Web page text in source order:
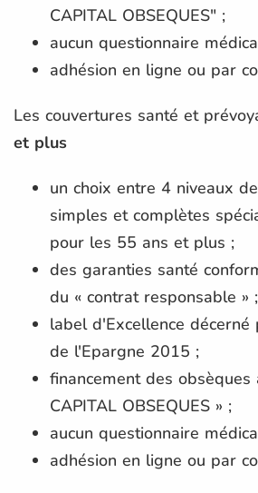
CAPITAL OBSEQUES" ;
aucun questionnaire
adhésion en ligne ou par
Les couvertures santé et
et plus
un choix entre 4 niveaux
simples et complètes
pour les 55 ans et plus ;
des garanties santé
du « contrat responsable » ;
label d'Excellence décerné
de l'Epargne 2015 ;
financement des obsèques
CAPITAL OBSEQUES » ;
aucun questionnaire
adhésion en ligne ou par